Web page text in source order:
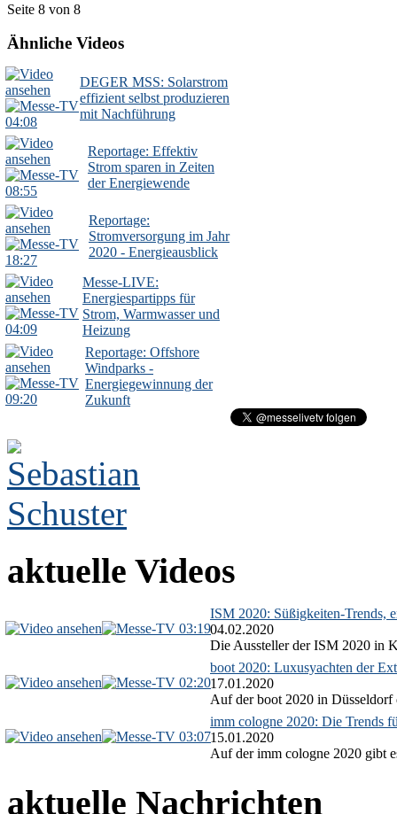
Seite 8 von 8
Ähnliche Videos
04:08
DEGER MSS: Solarstrom
effizient selbst produzieren
mit Nachführung
08:55
Reportage: Effektiv
Strom sparen in Zeiten
der Energiewende
18:27
Reportage:
Stromversorgung im Jahr
2020 - Energieausblick
04:09
Messe-LIVE:
Energiespartipps für
Strom, Warmwasser und
Heizung
09:20
Reportage: Offshore
Windparks -
Energiegewinnung der
Zukunft
aktuelle Videos
03:19
ISM 2020: Süßigkeiten-Trends,
04.02.2020
Die Aussteller der ISM 2020 in
02:20
boot 2020: Luxusyachten der
17.01.2020
Auf der boot 2020 in Düsseldorf
03:07
imm cologne 2020: Die Trends
15.01.2020
Auf der imm cologne 2020 gibt
aktuelle Nachrichten